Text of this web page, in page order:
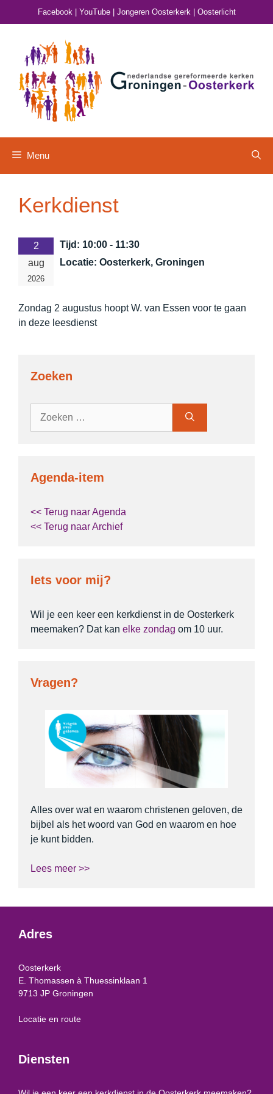
Facebook| YouTube| Jongeren Oosterkerk| Oosterlicht
Menu
Kerkdienst
2
aug
2026
Tijd: 10:00 - 11:30
Locatie: Oosterkerk, Groningen
Zondag 2 augustus hoopt W. van Essen voor te gaan
in deze leesdienst
Zoeken
Agenda-item
<< Terug naar Agenda
<< Terug naar Archief
Iets voor mij?
Wil je een keer een kerkdienst in de Oosterkerk
meemaken? Dat kan elke zondag om 10 uur.
Vragen?
Alles over wat en waarom christenen geloven, de
bijbel als het woord van God en waarom en hoe
je kunt bidden.
Lees meer >>
Adres
Oosterkerk
E. Thomassen à Thuessinklaan 1
9713 JP Groningen
Locatie en route
Diensten